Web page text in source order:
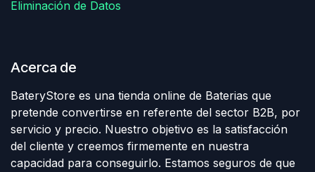
Eliminación de Datos
Acerca de
BateryStore es una tienda online de Baterias que
pretende convertirse en referente del sector B2B, por
servicio y precio. Nuestro objetivo es la satisfacción
del cliente y creemos firmemente en nuestra
capacidad para conseguirlo. Estamos seguros de que